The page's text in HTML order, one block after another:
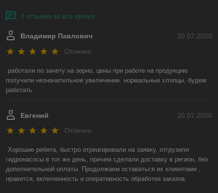
3 отзывов за всё время
20.07.2020
Владимир Павлович
Отлично
работали по зачету на зерно, цены при работе на продукцию
получили незначительное увеличение. нормальные хлопцы, будем
работать
20.07.2020
Евгений
Отлично
Хорошие ребята, быстро отреагировали на заявку, отгрузили
гидронасосы в тот же день, причем сделали доставку в регион, без
дополнительной оплаты. Продолжаем оставаться их клиентами ,
нравится, включенность и оперативность обработки заказов.